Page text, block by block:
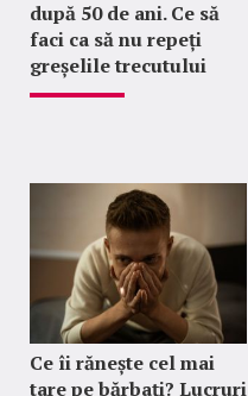
după 50 de ani. Ce să
faci ca să nu repeți
greșelile trecutului
Ce îi rănește cel mai
tare pe bărbați? Lucruri